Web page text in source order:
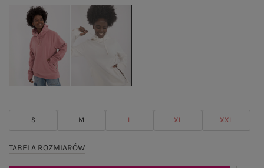
S M L XL XXL
TABELA ROZMIARÓW